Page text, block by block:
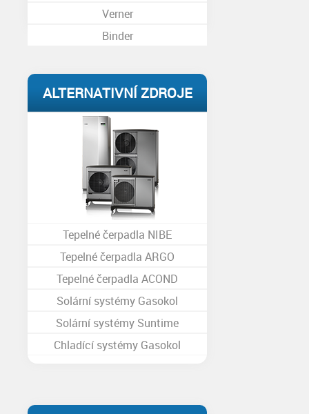
Verner
Binder
ALTERNATIVNÍ ZDROJE
Tepelné čerpadla NIBE
Tepelné čerpadla ARGO
Tepelné čerpadla ACOND
Solární systémy Gasokol
Solární systémy Suntime
Chladící systémy Gasokol